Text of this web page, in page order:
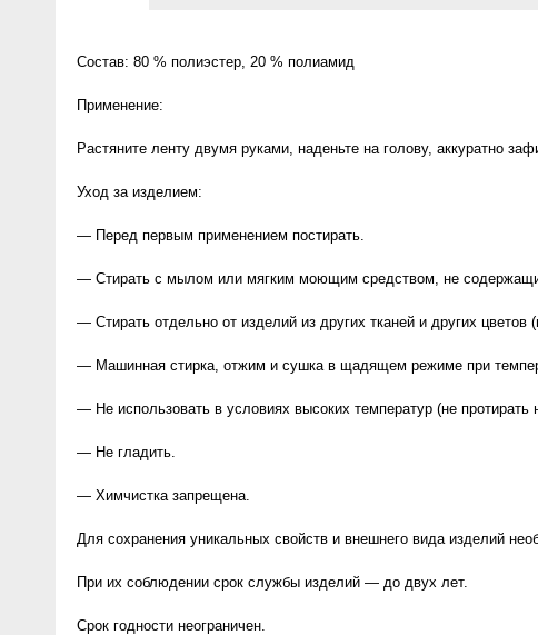
Happy Dew
Enjoy Care
Состав: 80 % полиэстер, 20 % полиамид
Применение:
Растяните ленту двумя руками, наденьте на голову, аккуратно
Уход за изделием:
— Перед первым применением постирать.
— Стирать с мылом или мягким моющим средством, не
— Стирать отдельно от изделий из других тканей и других цветов
— Машинная стирка, отжим и сушка в щадящем режиме при
— Не использовать в условиях высоких температур (не
— Не гладить.
— Химчистка запрещена.
Для сохранения уникальных свойств и внешнего вида изделий
При их соблюдении срок службы изделий — до двух лет.
Срок годности неограничен.